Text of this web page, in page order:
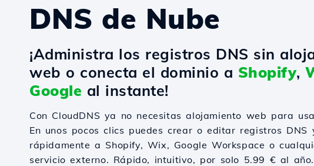
DNS de Nube
¡Administra los registros DNS sin
web o conecta el dominio a Shopify,
Google al instante!
Con CloudDNS ya no necesitas alojamiento web para
En unos pocos clics puedes crear o editar registros DNS
rápidamente a Shopify, Wix, Google Workspace o
servicio externo. Rápido, intuitivo, por solo 5.99 € al año.